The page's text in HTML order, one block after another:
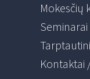
Mokesčių
Seminarai
Kontaktai